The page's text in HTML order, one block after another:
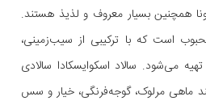
همچنین بسیار معروف و لذیذ هستند.
است که با ترکیبی از سیب‌زمینی،
سالاد اسکوایسکادا سالادی
ماهی مرلوک، گوجه‌فرنگی، خیار و سس